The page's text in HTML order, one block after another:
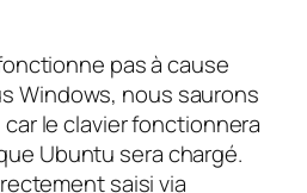
pas à cause
Windows, nous saurons
car le clavier fonctionnera
Ubuntu sera chargé.
saisi via